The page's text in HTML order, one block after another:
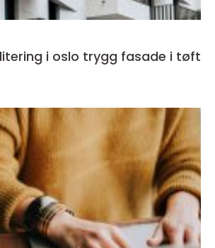
trygg fasade i tøft